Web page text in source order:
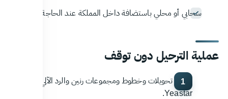
سحابي أو محلي باستضافة داخل المملكة عند الحاجة.
عملية الترحيل دون توقف
تقييم
تحويلات وخطوط ومجموعات رنين والرد الآلي في
Yeastar.